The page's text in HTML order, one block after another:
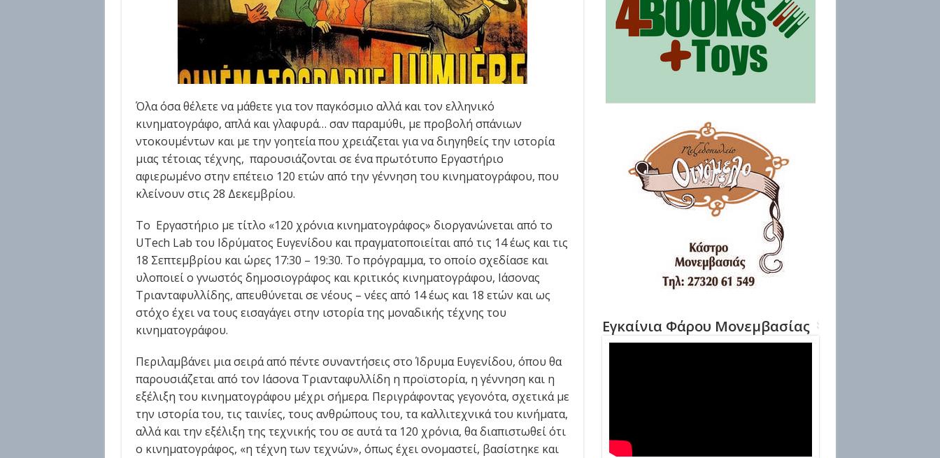
Όλα όσα θέλετε να μάθετε για τον παγκόσμιο αλλά και τον ελληνικό
κινηματογράφο, απλά και γλαφυρά… σαν παραμύθι, με προβολή σπάνιων
ντοκουμέντων και με την γοητεία που χρειάζεται για να διηγηθείς την ιστορία
μιας τέτοιας τέχνης, παρουσιάζονται σε ένα πρωτότυπο Εργαστήριο
αφιερωμένο στην επέτειο 120 ετών από την γέννηση του κινηματογράφου, που
κλείνουν στις 28 Δεκεμβρίου.
Το Εργαστήριο με τίτλο «120 χρόνια κινηματογράφος» διοργανώνεται από το
UTech Lab του Ιδρύματος Ευγενίδου και πραγματοποιείται από τις 14 έως και τις
18 Σεπτεμβρίου και ώρες 17:30 – 19:30. Το πρόγραμμα, το οποίο σχεδίασε και
υλοποιεί ο γνωστός δημοσιογράφος και κριτικός κινηματογράφου, Ιάσονας
Τριανταφυλλίδης, απευθύνεται σε νέους – νέες από 14 έως και 18 ετών και ως
στόχο έχει να τους εισαγάγει στην ιστορία της μοναδικής τέχνης του
κινηματογράφου.
Περιλαμβάνει μια σειρά από πέντε συναντήσεις στο Ίδρυμα Ευγενίδου, όπου θα
παρουσιάζεται από τον Ιάσονα Τριανταφυλλίδη η προϊστορία, η γέννηση και η
εξέλιξη του κινηματογράφου μέχρι σήμερα. Περιγράφοντας γεγονότα, σχετικά με
την ιστορία του, τις ταινίες, τους ανθρώπους του, τα καλλιτεχνικά του κινήματα,
αλλά και την εξέλιξη της τεχνικής του σε αυτά τα 120 χρόνια, θα διαπιστωθεί ότι
ο κινηματογράφος, «η τέχνη των τεχνών», όπως έχει ονομαστεί, βασίστηκε και
Εγκαίνια Φάρου Μονεμβασίας